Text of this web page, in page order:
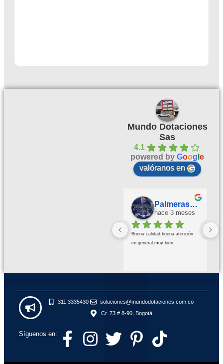
Mundo Dotaciones
Sas
4.1
powered by Goog e
valóranos en
Palmeras Doradas
hace 3 meses
Buena calidad buena atención
en general muy bien
311 3335430
soluciones@mundodotaciones.com.co
Cr. 73 # 8-90, Bogotá
Síguenos en: